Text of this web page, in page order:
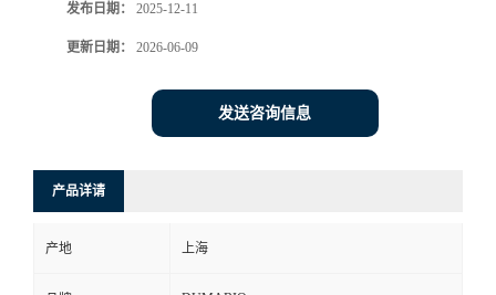
式
发布日期： 2025-12-11
更新日期： 2026-06-09
发送咨询信息
产品详请
产地 上海